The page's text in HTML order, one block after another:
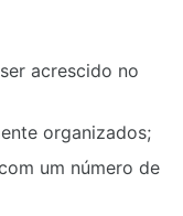
acrescido no
organizados;
um número de